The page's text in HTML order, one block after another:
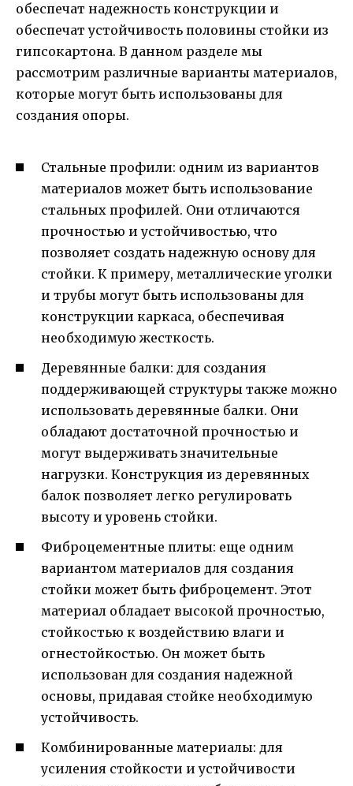
обеспечат надежность конструкции и
обеспечат устойчивость половины стойки из
гипсокартона. В данном разделе мы
рассмотрим различные варианты материалов,
которые могут быть использованы для
создания опоры.
Стальные профили: одним из вариантов
материалов может быть использование
стальных профилей. Они отличаются
прочностью и устойчивостью, что
позволяет создать надежную основу для
стойки. К примеру, металлические уголки
и трубы могут быть использованы для
конструкции каркаса, обеспечивая
необходимую жесткость.
Деревянные балки: для создания
поддерживающей структуры также можно
использовать деревянные балки. Они
обладают достаточной прочностью и
могут выдерживать значительные
нагрузки. Конструкция из деревянных
балок позволяет легко регулировать
высоту и уровень стойки.
Фиброцементные плиты: еще одним
вариантом материалов для создания
стойки может быть фиброцемент. Этот
материал обладает высокой прочностью,
стойкостью к воздействию влаги и
огнестойкостью. Он может быть
использован для создания надежной
основы, придавая стойке необходимую
устойчивость.
Комбинированные материалы: для
усиления стойкости и устойчивости